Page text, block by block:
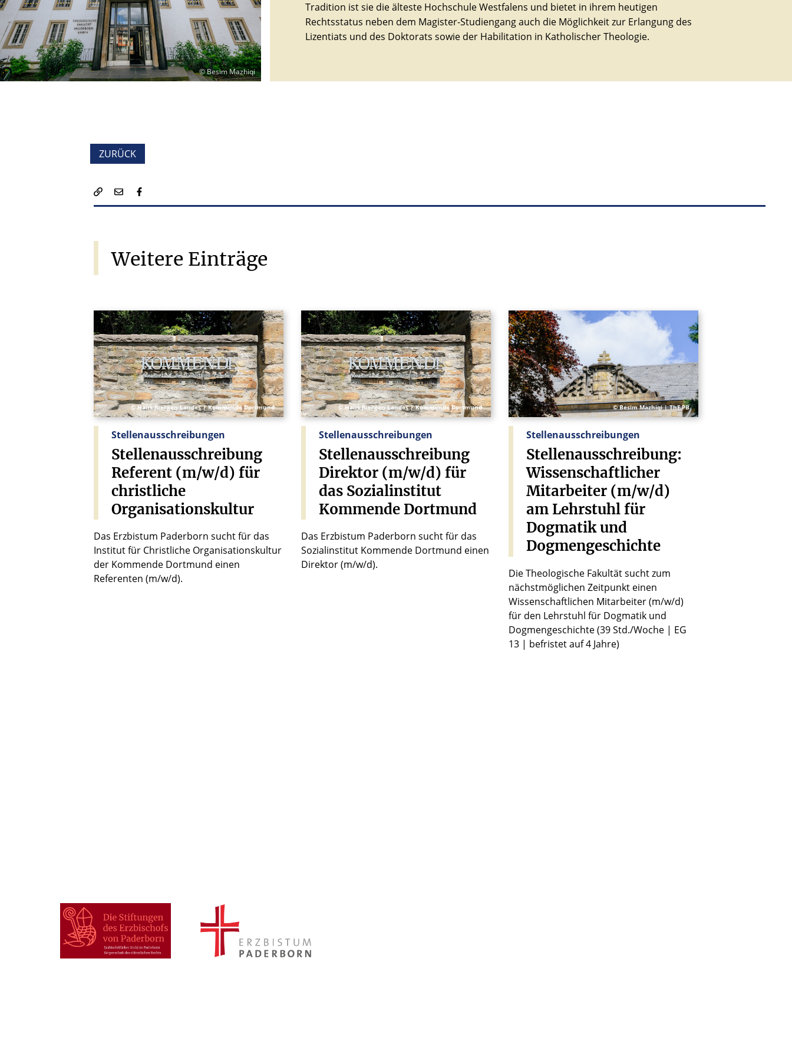
© Besim Mazhiqi
Tradition ist sie die älteste Hochschule Westfalens und bietet in ihrem heutigen
Rechtsstatus neben dem Magister-Studiengang auch die Möglichkeit zur Erlangung des
Lizentiats und des Doktorats sowie der Habilitation in Katholischer Theologie.
ZURÜCK
Weitere Einträge
© Hans Juergen Landes | Kommende Dortmund
Stellenausschreibungen
Stellenausschreibung
Referent (m/w/d) für
christliche
Organisationskultur
Das Erzbistum Paderborn sucht für das
Institut für Christliche Organisationskultur
der Kommende Dortmund einen
Referenten (m/w/d).
© Hans Juergen Landes | Kommende Dortmund
Stellenausschreibungen
Stellenausschreibung
Direktor (m/w/d) für
das Sozialinstitut
Kommende Dortmund
Das Erzbistum Paderborn sucht für das
Sozialinstitut Kommende Dortmund einen
Direktor (m/w/d).
© Besim Mazhiqi | ThF PB
Stellenausschreibungen
Stellenausschreibung:
Wissenschaftlicher
Mitarbeiter (m/w/d)
am Lehrstuhlfür
Dogmatikund
Dogmengeschichte
Die Theologische Fakultät sucht zum
nächstmöglichen Zeitpunkt einen
Wissenschaftlichen Mitarbeiter (m/w/d)
für den Lehrstuhl für Dogmatik und
Dogmengeschichte (39 Std./Woche | EG
13 | befristet auf 4 Jahre)